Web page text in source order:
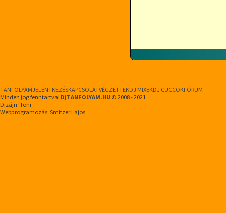
TANFOLYAMJELENTKEZÉSKAPCSOLATVÉGZETTEKDJ MIXEKDJ CUCCOKFÓRUM
Minden jog fenntartva! DjTANFOLYAM.HU © 2008 - 2021
Dizájn: Toni
Webprogramozás: Smitzer Lajos